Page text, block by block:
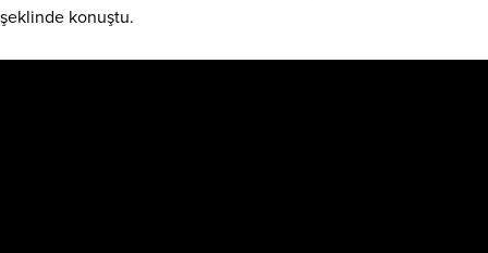
şeklinde konuştu.